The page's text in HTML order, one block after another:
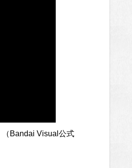
Bandai Visual公式